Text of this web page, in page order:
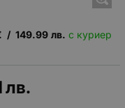
/ 149.99 лв. с куриер
лв.